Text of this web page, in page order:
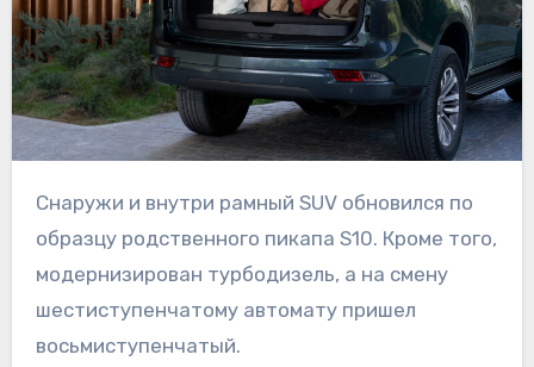
Снаружи и внутри рамный SUV обновился по
образцу родственного пикапа S10. Кроме того,
модернизирован турбодизель, а на смену
шестиступенчатому автомату пришел
восьмиступенчатый.